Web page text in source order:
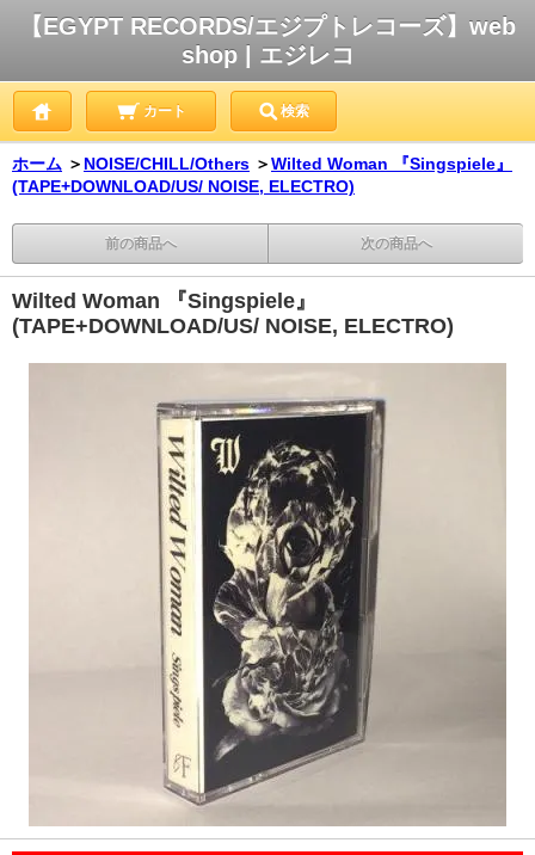
【EGYPT RECORDS/エジプトレコーズ】web
shop | エジレコ
カート 検索
ホーム ＞ NOISE/CHILL/Others ＞Wilted Woman 『Singspiele』
(TAPE+DOWNLOAD/US/ NOISE, ELECTRO)
前の商品へ 次の商品へ
Wilted Woman 『Singspiele』
(TAPE+DOWNLOAD/US/ NOISE, ELECTRO)